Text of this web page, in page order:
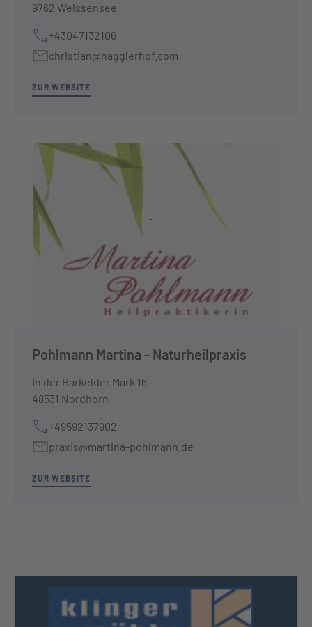
9762 Weissensee
+43047132106
christian@nagglerhof.com
ZUR WEBSITE
Pohlmann Martina - Naturheilpraxis
In der Barkelder Mark 16
48531 Nordhorn
+49592137902
praxis@martina-pohlmann.de
ZUR WEBSITE